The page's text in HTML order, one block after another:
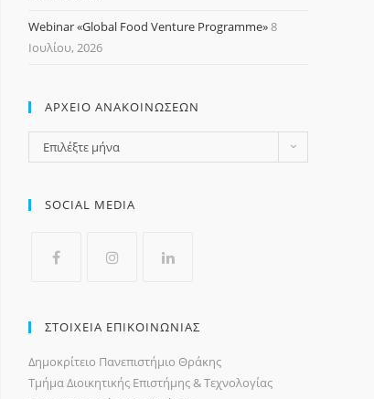
Webinar «Global Food Venture Programme»8
Ιουλίου, 2026
ΑΡΧΕΙΟ ΑΝΑΚΟΙΝΩΣΕΩΝ
Επιλέξτε μήνα
SOCIAL MEDIA
ΣΤΟΙΧΕΙΑ ΕΠΙΚΟΙΝΩΝΙΑΣ
Δημοκρίτειο Πανεπιστήμιο Θράκης
Τμήμα Διοικητικής Επιστήμης & Τεχνολογίας